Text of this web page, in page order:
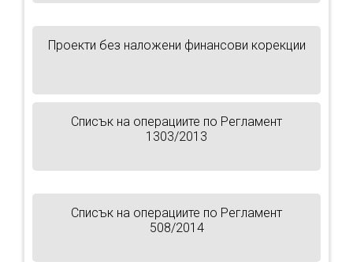
Проекти без наложени финансови корекции
Списък на операциите по Регламент
1303/2013
Списък на операциите по Регламент
508/2014